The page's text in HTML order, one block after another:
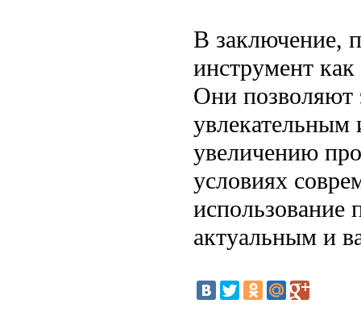
В заключение,
инструмент
Они позволяют
увлекательным
увеличению
условиях
использование
актуальным и